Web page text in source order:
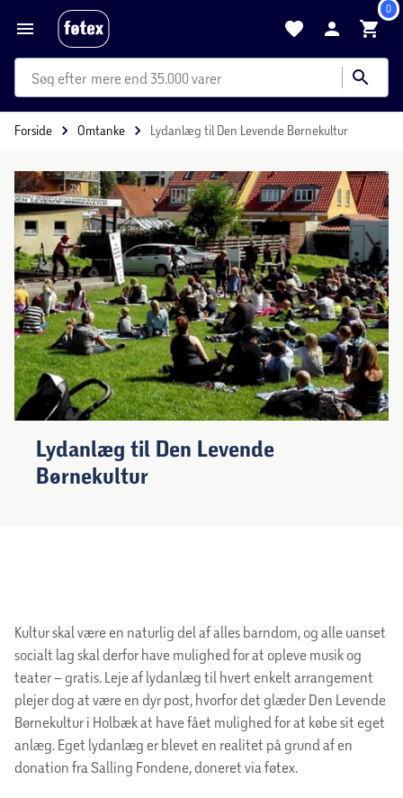
0
mere end 35.000 varer
Forside Omtanke Lydanlæg til Den Levende Børnekultur
Lydanlæg til Den Levende
Børnekultur
Kultur skal være en naturlig del af alles barndom, og alle uanset
socialt lag skal derfor have mulighed for at opleve musik og
teater – gratis. Leje af lydanlæg til hvert enkelt arrangement
plejer dog at være en dyr post, hvorfor det glæder Den Levende
Børnekultur i Holbæk at have fået mulighed for at købe sit eget
anlæg. Eget lydanlæg er blevet en realitet på grund af en
donation fra Salling Fondene, doneret via føtex.